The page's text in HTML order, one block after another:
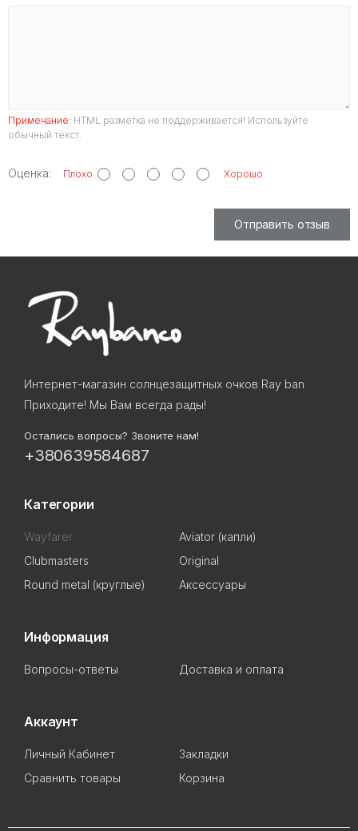
Примечание: HTML разметка не поддерживается! Используйте
обычный текст.
Оценка: Плохо Хорошо
Отправить отзыв
Интернет-магазин солнцезащитных очков Ray ban
Приходите! Мы Вам всегда рады!
Остались вопросы? Звоните нам!
+380639584687
Категории
Wayfarer
Aviator (капли)
Clubmasters
Original
Round metal (круглые)
Аксессуары
Информация
Вопросы-ответы Доставка и оплата
Аккаунт
Личный Кабинет
Закладки
Сравнить товары
Корзина